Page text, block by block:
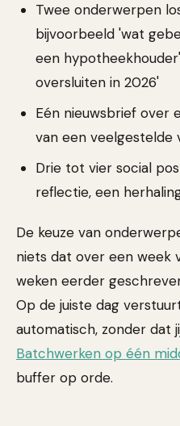
Twee onderwerpen
bijvoorbeeld 'wat
een
oversluiten in 2026'
Eén nieuwsbrief over
van een veelgestelde
Drie tot vier social
reflectie, een
De keuze van
niets dat over een week
weken eerder
Op de juiste dag
automatisch, zonder dat
Batchwerken op één
buffer op orde.